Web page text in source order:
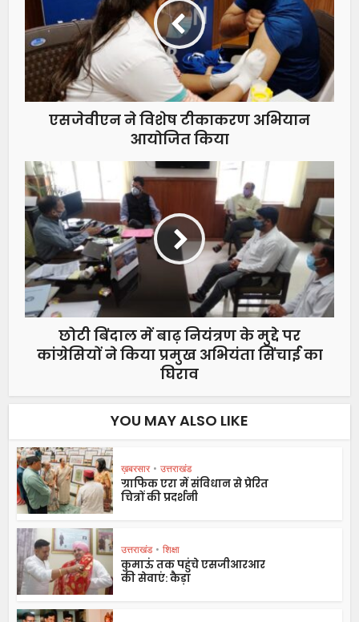
एसजेवीएन ने विशेष टीकाकरण अभियान
आयोजित किया
छोटी बिंदाल में बाढ़ नियंत्रण के मुद्दे पर
कांग्रेसियों ने किया प्रमुख अभियंता सिंचाई का
घिराव
YOU MAY ALSO LIKE
ख़बरसार • उत्तराखंड
ग्राफिक एरा में संविधान से प्रेरित
चित्रों की प्रदर्शनी
उत्तराखंड • शिक्षा
कुमाऊं तक पहुंचे एसजीआरआर
की सेवाएं: कैड़ा